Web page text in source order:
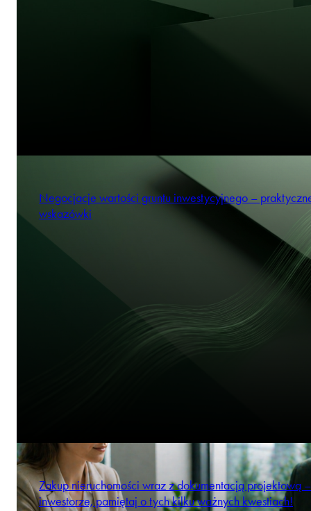
Negocjacje wartości gruntu inwestycyjnego –
wskazówki
Zakup nieruchomości wraz z dokumentacją projektową –
inwestorze, pamiętaj o tych kilku ważnych kwestiach!